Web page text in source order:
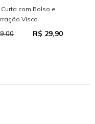
Macaquinho Fitness
Com Abertura Traseira
R$ 159,90